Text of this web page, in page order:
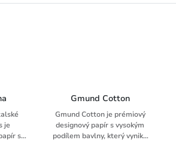
je
s
Gmund Cotton
Gmund Cotton je prémiový
designový papír s vysokým
podílem bavlny, který vyniká